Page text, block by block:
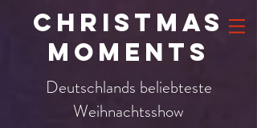
CHRISTMAS
MOMENTS
Deutschlands beliebteste
Weihnachtsshow